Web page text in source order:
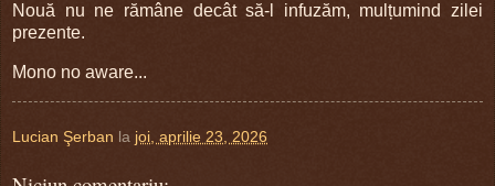
Nouă nu ne rămâne decât să-l infuzăm, mulțumind zilei
prezente.
Mono no aware...
Lucian Şerban la joi, aprilie 23, 2026